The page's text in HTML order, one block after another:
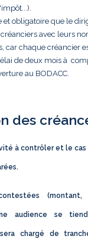
et obligatoire que le
avec leurs
car chaque créancier
de deux mois à
au BODACC.
des
à contrôler et le
(montant,
audience se
chargé de